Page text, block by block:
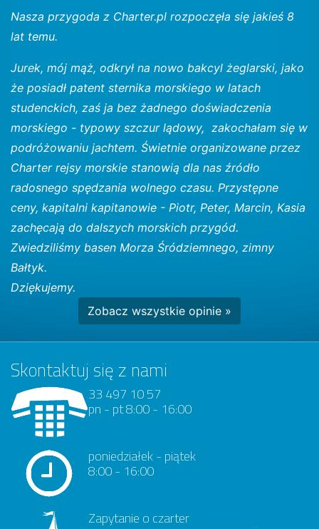
Nasza przygoda z Charter.pl rozpoczęła się jakieś 8
lat temu.
Jurek, mój mąż, odkrył na nowo bakcyl żeglarski, jako
że posiadł patent sternika morskiego w latach
studenckich, zaś ja bez żadnego doświadczenia
morskiego - typowy szczur lądowy, zakochałam się w
podróżowaniu jachtem. Świetnie organizowane przez
Charter rejsy morskie stanowią dla nas źródło
radosnego spędzania wolnego czasu. Przystępne
ceny, kapitalni kapitanowie - Piotr, Peter, Marcin, Kasia
zachęcają do dalszych morskich przygód.
Zwiedziliśmy basen Morza Śródziemnego, zimny
Bałtyk.
Dziękujemy.
Zobacz wszystkie opinie »
Skontaktuj się z nami
33 497 10 57
pn - pt 8:00 - 16:00
poniedziałek - piątek
8:00 - 16:00
Zapytanie o czarter